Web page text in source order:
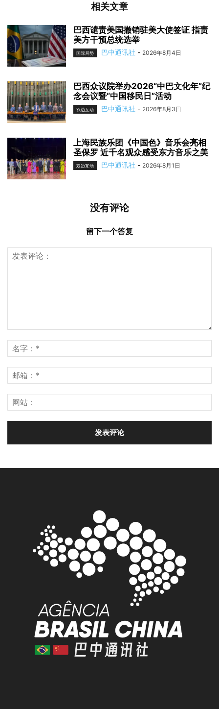
相关文章
巴西谴责美国撤销驻美大使签证 指责
美方干预总统选举
国际局势 巴中通讯社 - 2026年8月4日
巴西众议院举办2026“中巴文化年”纪
念会议暨“中国移民日”活动
双边互动 巴中通讯社 - 2026年8月3日
上海民族乐团《中国色》音乐会亮相
圣保罗 近千名观众感受东方音乐之美
双边互动 巴中通讯社 - 2026年8月1日
没有评论
留下一个答复